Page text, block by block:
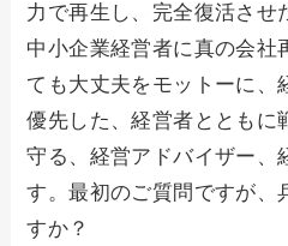
力で再生し、完全復活させ
中小企業経営者に真の会社
ても大丈夫をモットーに、
優先した、経営者とともに
守る、経営アドバイザー、
す。最初のご質問ですが、
すか？